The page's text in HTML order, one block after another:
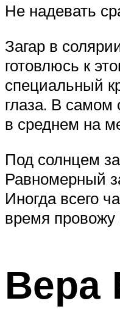
Не надевать
Загар в
готовлюсь к
специальный
глаза. В самом
в среднем на
Под солнцем
Равномерный
Иногда всего
время
Вера